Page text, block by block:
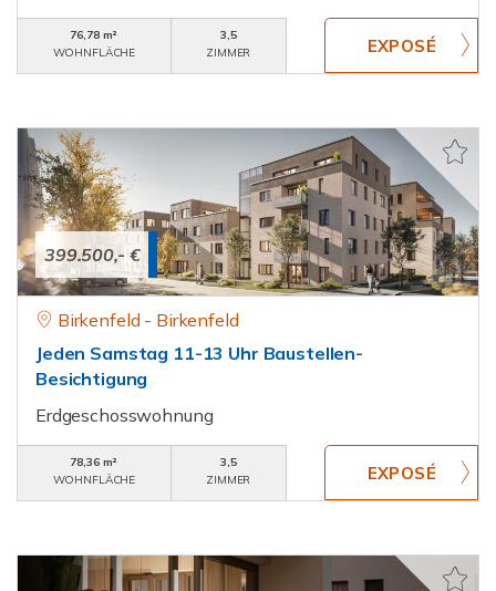
76,78 m²
WOHNFLÄCHE
3,5
ZIMMER
399.500,- €
Birkenfeld - Birkenfeld
Jeden Samstag 11-13 Uhr Baustellen-
Besichtigung
Erdgeschosswohnung
78,36 m²
WOHNFLÄCHE
3,5
ZIMMER